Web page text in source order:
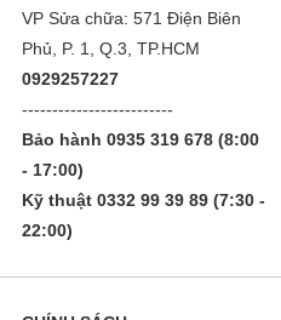
VP Sửa chữa: 571 Điện Biên
Phủ, P. 1, Q.3, TP.HCM
0929257227
-------------------------
Bảo hành 0935 319 678 (8:00
- 17:00)
Kỹ thuật 0332 99 39 89 (7:30 -
22:00)